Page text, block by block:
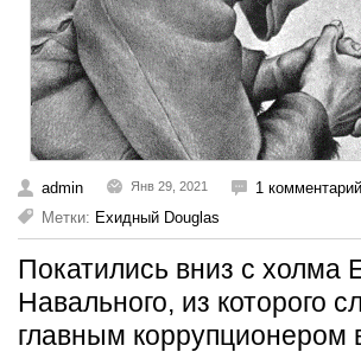
admin Янв 29, 2021
1 комментарий
Метки: Ехидный Douglas
Покатились вниз с
Навального, из которого
главным коррупционером